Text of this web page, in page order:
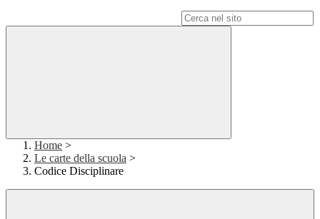
Home >
Le carte della scuola >
Codice Disciplinare